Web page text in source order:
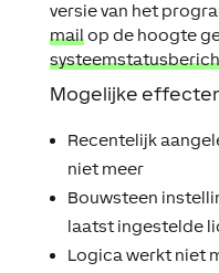
versie van het
mailop de hoogte
Mogelijke
Recentelijk
niet meer
Bouwsteen
laatst ingestelde
Logica werkt niet